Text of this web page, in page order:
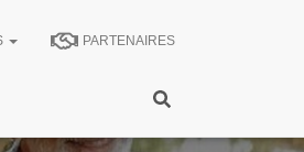
PARTENAIRES